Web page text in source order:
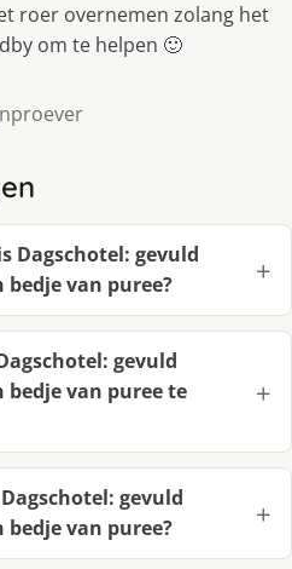
roer overnemen zolang het
om te helpen 🙂
Dagschotel: gevuld
van puree?
gevuld
van puree te
gevuld
van puree?